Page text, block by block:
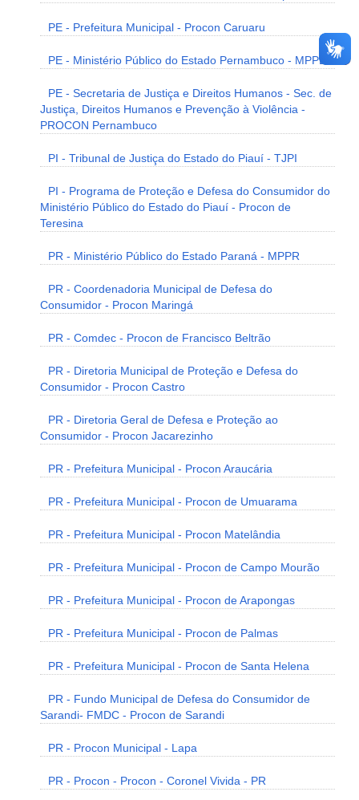
PE - Prefeitura Municipal - Procon Caruaru
PE - Ministério Público do Estado Pernambuco - MPPE
PE - Secretaria de Justiça e Direitos Humanos - Sec. de
Justiça, Direitos Humanos e Prevenção à Violência -
PROCON Pernambuco
PI - Tribunal de Justiça do Estado do Piauí - TJPI
PI - Programa de Proteção e Defesa do Consumidor do
Ministério Público do Estado do Piauí - Procon de
Teresina
PR - Ministério Público do Estado Paraná - MPPR
PR - Coordenadoria Municipal de Defesa do
Consumidor - Procon Maringá
PR - Comdec - Procon de Francisco Beltrão
PR - Diretoria Municipal de Proteção e Defesa do
Consumidor - Procon Castro
PR - Diretoria Geral de Defesa e Proteção ao
Consumidor - Procon Jacarezinho
PR - Prefeitura Municipal - Procon Araucária
PR - Prefeitura Municipal - Procon de Umuarama
PR - Prefeitura Municipal - Procon Matelândia
PR - Prefeitura Municipal - Procon de Campo Mourão
PR - Prefeitura Municipal - Procon de Arapongas
PR - Prefeitura Municipal - Procon de Palmas
PR - Prefeitura Municipal - Procon de Santa Helena
PR - Fundo Municipal de Defesa do Consumidor de
Sarandi- FMDC - Procon de Sarandi
PR - Procon Municipal - Lapa
PR - Procon - Procon - Coronel Vivida - PR